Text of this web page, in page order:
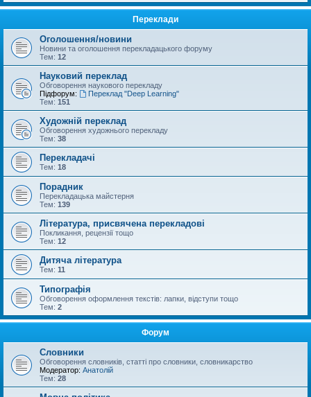
Переклади
Оголошення/новини
Новини та оголошення перекладацького форуму
Тем: 12
Науковий переклад
Обговорення наукового перекладу
Підфорум:
Переклад "Deep Learning"
Тем: 151
Художній переклад
Обговорення художнього перекладу
Тем: 38
Перекладачі
Тем: 18
Порадник
Перекладацька майстерня
Тем: 139
Література, присвячена перекладові
Покликання, рецензії тощо
Тем: 12
Дитяча література
Тем: 11
Типографія
Обговорення оформлення текстів: лапки, відступи тощо
Тем: 2
Форум
Словники
Обговорення словників, статті про словники, словникарство
Модератор: Анатолій
Тем: 28